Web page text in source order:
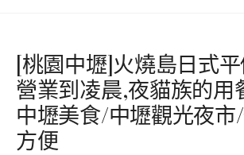
[桃園中壢]火燒島日式
營業到凌晨,夜貓族的用
中壢美食/中壢觀光夜
方便